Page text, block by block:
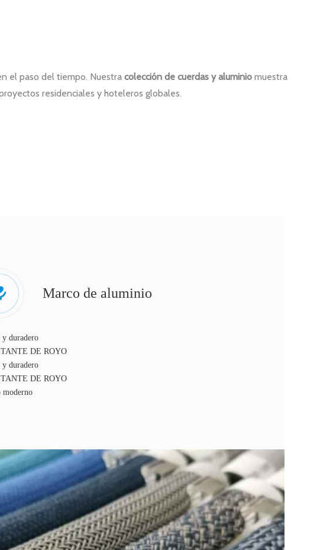
el paso del tiempo. Nuestra colección de cuerdas y aluminio muestra
residenciales y hoteleros globales.
Marco de aluminio
duradero
DE ROYO
duradero
DE ROYO
moderno